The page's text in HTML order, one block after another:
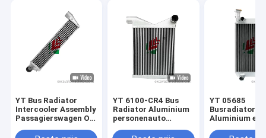
YT Bus Radiator
Intercooler Assembly
Passagierswagen OE
220*920mm
YT 6100-CR4 Bus
Radiator Aluminium
personenauto
Intercooler Voor
YT 05685
Busradiator
Aluminium en
personenauto